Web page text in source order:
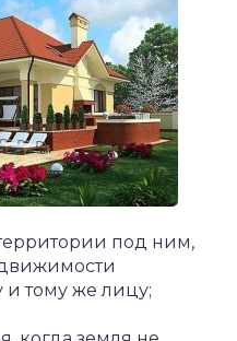
под ним,
тому же лицу;